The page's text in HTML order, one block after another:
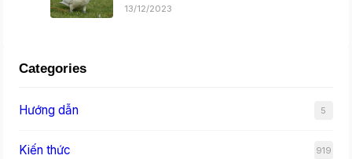
13/12/2023
Categories
Hướng dẫn 5
Kiến thức 919